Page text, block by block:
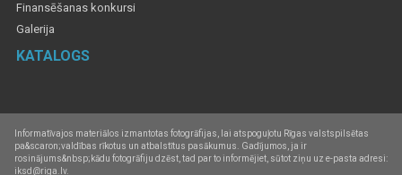
Finansēšanas konkursi
Galerija
KATALOGS
Informatīvajos materiālos izmantotas fotogrāfijas, lai atspoguļotu Rīgas valstspilsētas
pa&scaron;valdības rīkotus un atbalstītus pasākumus. Gadījumos, ja ir
rosinājums&nbsp;kādu fotogrāfiju dzēst, tad par to informējiet, sūtot ziņu uz e-pasta adresi:
iksd@riga.lv.